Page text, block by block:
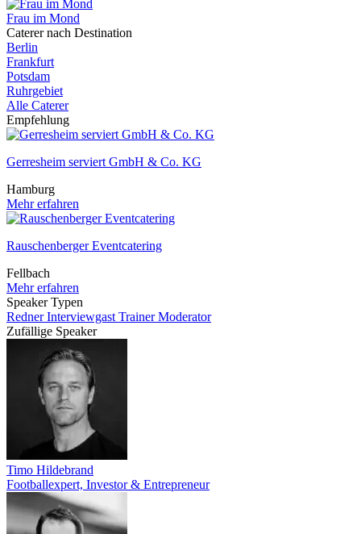
Frau im Mond
Caterer nach Destination
Berlin
Frankfurt
Potsdam
Ruhrgebiet
Alle Caterer
Empfehlung
Gerresheim serviert GmbH & Co. KG
Hamburg
Mehr erfahren
Rauschenberger Eventcatering
Fellbach
Mehr erfahren
Speaker Typen
RednerInterviewgast TrainerModerator
Zufällige Speaker
Timo Hildebrand
Footballexpert, Investor & Entrepreneur